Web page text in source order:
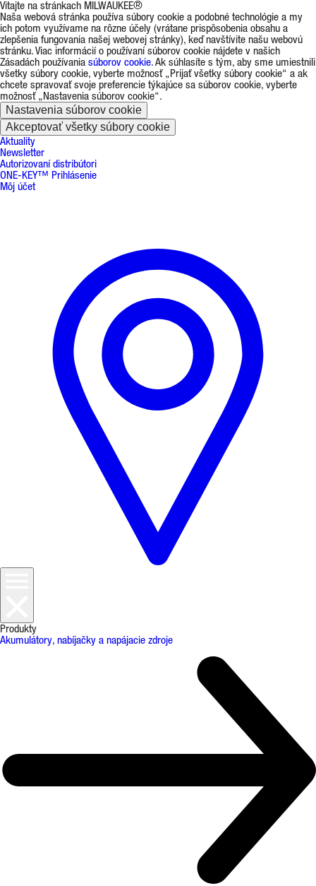
Vitajte na stránkach MILWAUKEE®
Naša webová stránka používa súbory cookie a podobné technológie a my
ich potom využívame na rôzne účely (vrátane prispôsobenia obsahu a
zlepšenia fungovania našej webovej stránky), keď navštívite našu webovú
stránku. Viac informácií o používaní súborov cookie nájdete v našich
Zásadách používania súborov cookie. Ak súhlasíte s tým, aby sme umiestnili
všetky súbory cookie, vyberte možnosť „Prijať všetky súbory cookie“ a ak
chcete spravovať svoje preferencie týkajúce sa súborov cookie, vyberte
možnosť „Nastavenia súborov cookie“.
Nastavenia súborov cookie
Akceptovať všetky súbory cookie
Aktuality
Newsletter
Autorizovaní distribútori
ONE-KEY™ Prihlásenie
Môj účet
Produkty
Akumulátory, nabíjačky a napájacie zdroje